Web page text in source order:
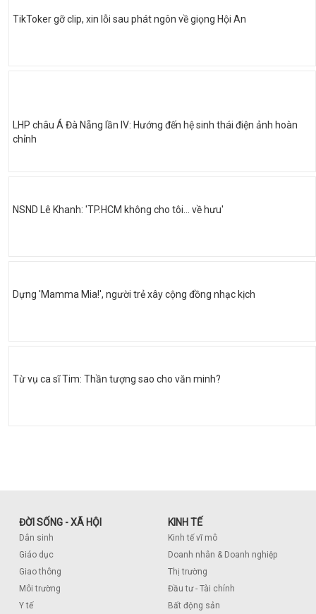
TikToker gỡ clip, xin lỗi sau phát ngôn về giọng Hội An
LHP châu Á Đà Nẵng lần IV: Hướng đến hệ sinh thái điện ảnh hoàn
chỉnh
NSND Lê Khanh: 'TP.HCM không cho tôi… về hưu'
Dựng 'Mamma Mia!', người trẻ xây cộng đồng nhạc kịch
Từ vụ ca sĩ Tim: Thần tượng sao cho văn minh?
ĐỜI SỐNG - XÃ HỘI
Dân sinh
Giáo dục
Giao thông
Môi trường
Y tế
KINH TẾ
Kinh tế vĩ mô
Doanh nhân & Doanh nghiệp
Thị trường
Đầu tư - Tài chính
Bất động sản